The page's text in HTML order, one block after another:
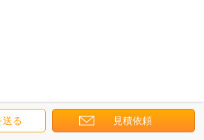
送る 見積依頼